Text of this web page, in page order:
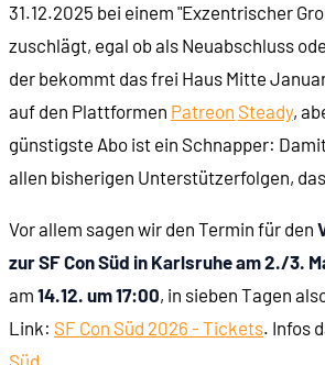
31.12.2025 bei einem "Exzentrischer
zuschlägt, egal ob als Neuabschluss
der bekommt das frei Haus Mitte
auf den Plattformen Patreon Steady,
günstigste Abo ist ein Schnapper:
allen bisherigen Unterstützerfolgen,
Vor allem sagen wir den Termin für den
zur SF Con Süd in Karlsruhe am 2./3.
am 14.12. um 17:00, in sieben Tagen
Link: SF Con Süd 2026 - Tickets. Infos